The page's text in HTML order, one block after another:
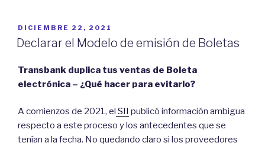
POSTED
ON
DICIEMBRE 22, 2021
Declarar el Modelo de emisión de Boletas
Transbank duplica tus ventas de Boleta
electrónica – ¿Qué hacer para evitarlo?
A comienzos de 2021, el SII publicó información ambigua
respecto a este proceso y los antecedentes que se
tenían a la fecha. No quedando claro si los proveedores